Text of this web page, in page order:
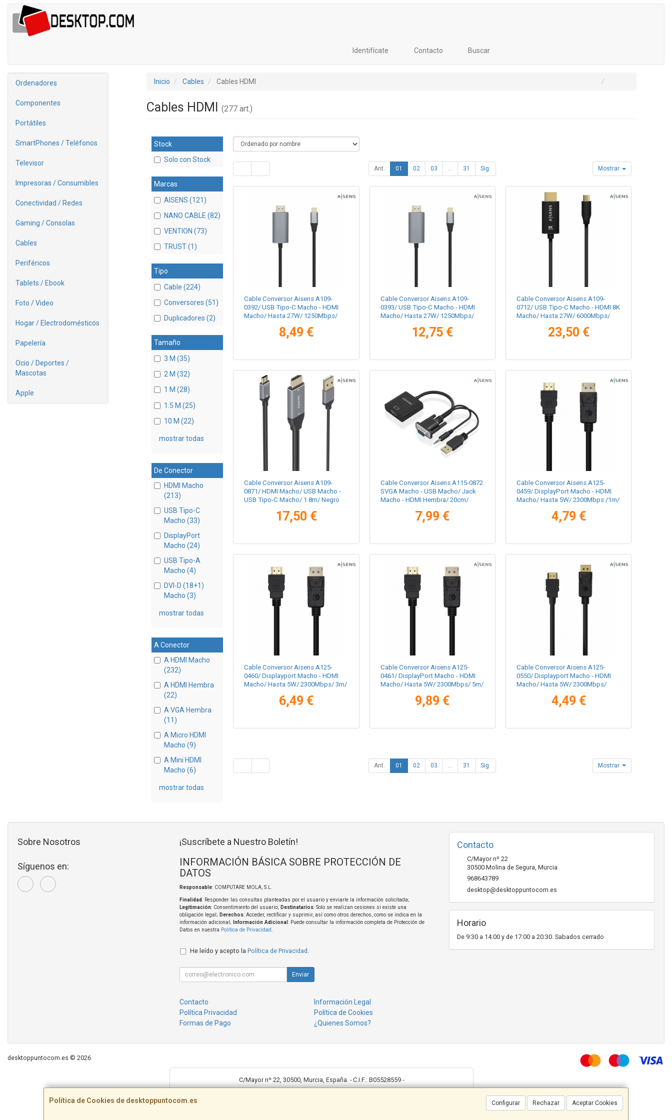
Identifícate Contacto Buscar
Ordenadores
Componentes
Portátiles
SmartPhones / Teléfonos
Televisor
Impresoras / Consumibles
Conectividad / Redes
Gaming / Consolas
Cables
Periféricos
Tablets / Ebook
Foto / Video
Hogar / Electrodomésticos
Papelería
Ocio / Deportes /
Mascotas
Apple
Inicio Cables Cables HDMI
Cables HDMI (277 art.)
Stock
Solo con Stock
Marcas
AISENS (121)
NANO CABLE (82)
VENTION (73)
TRUST (1)
Tipo
Cable (224)
Conversores (51)
Duplicadores (2)
Tamaño
3 M (35)
2 M (32)
1 M (28)
1.5 M (25)
10 M (22)
mostrar todas
De Conector
HDMI Macho
(213)
USB Tipo-C
Macho (33)
DisplayPort
Macho (24)
USB Tipo-A
Macho (4)
DVI-D (18+1)
Macho (3)
mostrar todas
A Conector
A HDMI Macho
(232)
A HDMI Hembra
(22)
A VGA Hembra
(11)
A Micro HDMI
Macho (9)
A Mini HDMI
Macho (6)
mostrar todas
Ant. 01 02 03 ... 31 Sig. Mostrar
Cable Conversor Aisens A109-
0392/ USB Tipo-C Macho - HDMI
Macho/ Hasta 27W/ 1250Mbps/
8,49 €
Cable Conversor Aisens A109-
0393/ USB Tipo-C Macho - HDMI
Macho/ Hasta 27W/ 1250Mbps/
12,75 €
Cable Conversor Aisens A109-
0712/ USB Tipo-C Macho - HDMI 8K
Macho/ Hasta 27W/ 6000Mbps/
23,50 €
Cable Conversor Aisens A109-
0871/ HDMI Macho/ USB Macho -
USB Tipo-C Macho/ 1.8m/ Negro
17,50 €
Cable Conversor Aisens A115-0872
SVGA Macho - USB Macho/ Jack
Macho - HDMI Hembra/ 20cm/
7,99 €
Cable Conversor Aisens A125-
0459/ DisplayPort Macho - HDMI
Macho/ Hasta 5W/ 2300Mbps /1m/
4,79 €
Cable Conversor Aisens A125-
0460/ Displayport Macho - HDMI
Macho/ Hasta 5W/ 2300Mbps/ 3m/
6,49 €
Cable Conversor Aisens A125-
0461/ DisplayPort Macho - HDMI
Macho/ Hasta 5W/ 2300Mbps/ 5m/
9,89 €
Cable Conversor Aisens A125-
0550/ Displayport Macho - HDMI
Macho/ Hasta 5W/ 2300Mbps/
4,49 €
Ant. 01 02 03 31 Sig. Mostrar
Política de Cookies de desktoppuntocom.es Configurar Rechazar Aceptar Cookies
Sobre Nosotros
Síguenos en:
¡Suscríbete a Nuestro Boletín!
INFORMACIÓN BÁSICA SOBRE PROTECCIÓN DE
DATOS
Responsable: COMPUTARE MOLA, S.L.
Finalidad: Responder las consultas planteadas por el usuario y enviarle la información solicitada;
Legitimación: Consentimiento del usuario; Destinatarios: Solo se realizan cesiones si existe una
obligación legal; Derechos: Acceder, rectificar y suprimir, así como otros derechos, como se indica en la
información adicional;
Información Adicional : Puede consultar la información completa de Protección de
Datos en nuestra Política de Privacidad
He leído y acepto la Política de Privacidad
Enviar
Contacto
Información Legal
Política Privacidad
Política de Cookies
Formas de Pago
¿Quienes Somos?
Contacto
C/Mayor nº 22
30500 Molina de Segura Murcia
968643789
desktop@desktoppuntocom.es
Horario
De 9:30 a 14:00 y de 17:00 a 20:30. Sabados cerrado
desktoppuntocom.es © 2026
C/Mayor nº 22, 30500, Murcia, España. - C.I.F.: B05528559 -